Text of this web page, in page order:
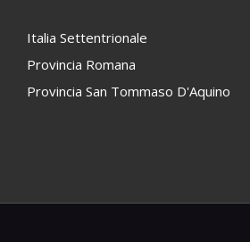
Italia Settentrionale
Provincia Romana
Provincia San Tommaso D'Aquino